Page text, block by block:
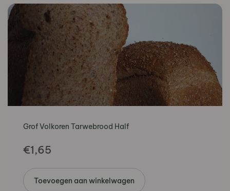
Grof Volkoren Tarwebrood Half
€1,65
Toevoegen aan winkelwagen